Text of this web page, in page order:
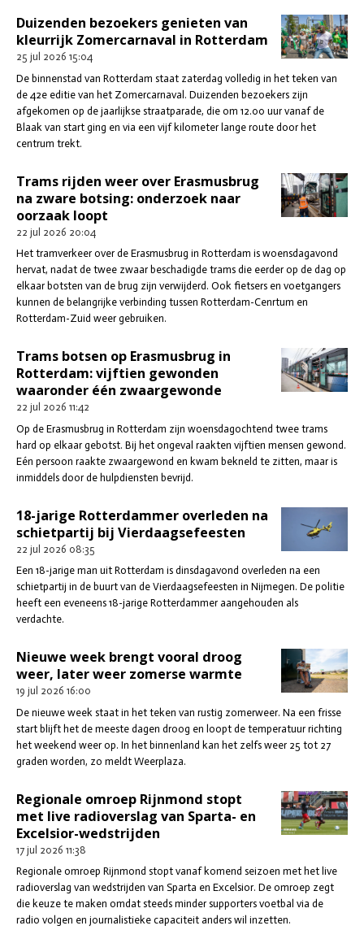
Duizenden bezoekers genieten van
kleurrijk Zomercarnaval in Rotterdam
25 jul 2026 15:04
De binnenstad van Rotterdam staat zaterdag volledig in het teken van
de 42e editie van het Zomercarnaval. Duizenden bezoekers zijn
afgekomen op de jaarlijkse straatparade, die om 12.00 uur vanaf de
Blaak van start ging en via een vijf kilometer lange route door het
centrum trekt.
Trams rijden weer over Erasmusbrug
na zware botsing: onderzoek naar
oorzaak loopt
22 jul 2026 20:04
Het tramverkeer over de Erasmusbrug in Rotterdam is woensdagavond
hervat, nadat de twee zwaar beschadigde trams die eerder op de dag op
elkaar botsten van de brug zijn verwijderd. Ook fietsers en voetgangers
kunnen de belangrijke verbinding tussen Rotterdam-Cenrtum en
Rotterdam-Zuid weer gebruiken.
Trams botsen op Erasmusbrug in
Rotterdam: vijftien gewonden
waaronder één zwaargewonde
22 jul 2026 11:42
Op de Erasmusbrug in Rotterdam zijn woensdagochtend twee trams
hard op elkaar gebotst. Bij het ongeval raakten vijftien mensen gewond.
Eén persoon raakte zwaargewond en kwam bekneld te zitten, maar is
inmiddels door de hulpdiensten bevrijd.
18-jarige Rotterdammer overleden na
schietpartij bij Vierdaagsefeesten
22 jul 2026 08:35
Een 18-jarige man uit Rotterdam is dinsdagavond overleden na een
schietpartij in de buurt van de Vierdaagsefeesten in Nijmegen. De politie
heeft een eveneens 18-jarige Rotterdammer aangehouden als
verdachte.
Nieuwe week brengt vooral droog
weer, later weer zomerse warmte
19 jul 2026 16:00
De nieuwe week staat in het teken van rustig zomerweer. Na een frisse
start blijft het de meeste dagen droog en loopt de temperatuur richting
het weekend weer op. In het binnenland kan het zelfs weer 25 tot 27
graden worden, zo meldt Weerplaza.
Regionale omroep Rijnmond stopt
met live radioverslag van Sparta- en
Excelsior-wedstrijden
17 jul 2026 11:38
Regionale omroep Rijnmond stopt vanaf komend seizoen met het live
radioverslag van wedstrijden van Sparta en Excelsior. De omroep zegt
die keuze te maken omdat steeds minder supporters voetbal via de
radio volgen en journalistieke capaciteit anders wil inzetten.